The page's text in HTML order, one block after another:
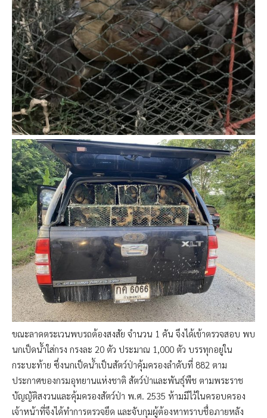
ขณะลาดตระเวนพบรถต้องสงสัย จำนวน 1 คัน จึงได้เข้าตรวจสอบ พบ
นกเป็ดน้ำใส่กรง กรงละ 20 ตัว ประมาณ 1,000 ตัว บรรทุกอยู่ใน
กระบะท้าย ซึ่งนกเป็ดน้ำเป็นสัตว์ป่าคุ้มครองลำดับที่ 882 ตาม
ประกาศของกรมอุทยานแห่งชาติ สัตว์ป่าและพันธุ์พืช ตามพระราช
บัญญัติสงวนและคุ้มครองสัตว์ป่า พ.ศ. 2535 ห้ามมีไว้ในครอบครอง
เจ้าหน้าที่จึงได้ทำการตรวจยึด และจับกุมผู้ต้องหาทราบชื่อภายหลัง